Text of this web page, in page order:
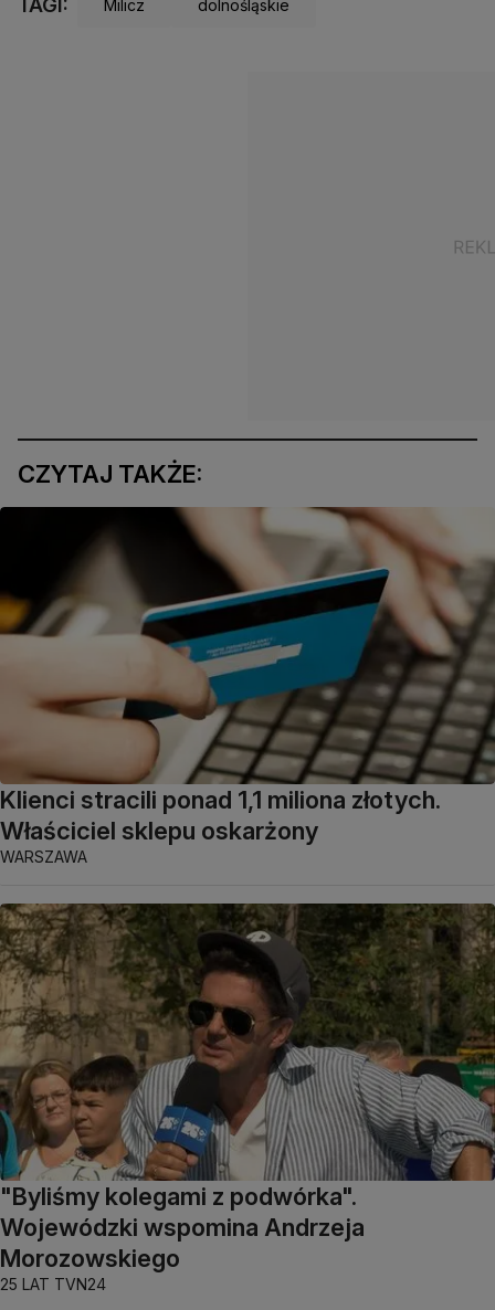
TAGI: Milicz dolnośląskie
CZYTAJ TAKŻE:
Klienci stracili ponad 1,1 miliona złotych.
Właściciel sklepu oskarżony
WARSZAWA
"Byliśmy kolegami z podwórka".
Wojewódzki wspomina Andrzeja
Morozowskiego
25 LAT TVN24